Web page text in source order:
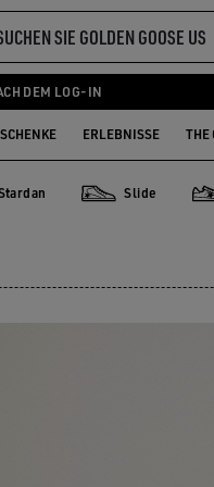
SIE GOLDEN GOOSE US
DEM LOG-IN
ERLEBNISSE THE
Slide